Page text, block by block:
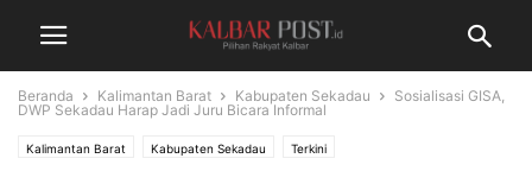
Beranda Kalimantan Barat Kabupaten Sekadau
Sosialisasi GISA,
DWP Sekadau Harap Jadi Juru Bicara Informal
Kalimantan Barat Kabupaten Sekadau Terkini